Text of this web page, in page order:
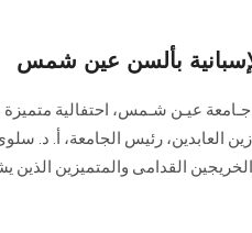
بألسن عين شمس
عيـن شـمس، احتفالية متميزة
العابدين، رئيس الجامعة، أ. د.
القدامى والمتميزين الذين